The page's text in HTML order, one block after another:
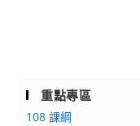
重點專區
108 課綱